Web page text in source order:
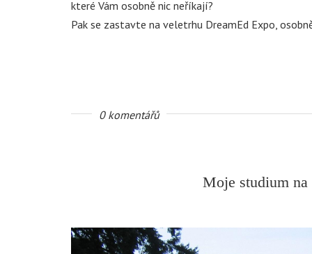
které Vám osobně nic neříkají?
Pak se zastavte na veletrhu DreamEd Expo,
0 komentářů
Moje studium